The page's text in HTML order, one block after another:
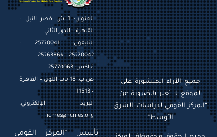
العنوان: 1 ش قصر النيل –
القاهرة – الدور الثاني.
التليفون: 25770041 –
25770042 – 25763866
فـاكس: 25770063
ص.ب: 18 باب اللوق – القاهرة
– 11513
البريد الإلكتروني:
ncmes@ncmes.org
تأسس “المركز القومي
جميع الآراء المنشورة على
الموقع لا تعبر بالضرورة عن
“المركز القومي لدراسات الشرق
الأوسط”